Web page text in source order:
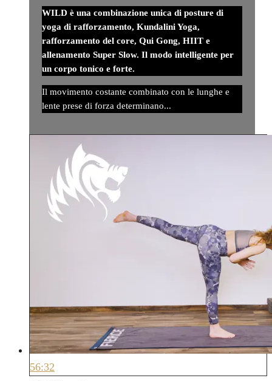
WILD è una combinazione unica di posture di
yoga di rafforzamento, Kundalini Yoga,
rafforzamento del core, Qui Gong, HIIT e
allenamento Super Slow. Il modo intelligente per
un corpo tonico e forte.
Il movimento costante combinato con le lunghe e
lente prese di forza determinano...
56:32